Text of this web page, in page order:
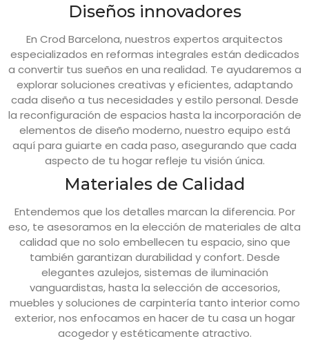
Diseños innovadores
En Crod Barcelona, nuestros expertos arquitectos
especializados en reformas integrales están dedicados
a convertir tus sueños en una realidad. Te ayudaremos a
explorar soluciones creativas y eficientes, adaptando
cada diseño a tus necesidades y estilo personal. Desde
la reconfiguración de espacios hasta la incorporación de
elementos de diseño moderno, nuestro equipo está
aquí para guiarte en cada paso, asegurando que cada
aspecto de tu hogar refleje tu visión única.
Materiales de Calidad
Entendemos que los detalles marcan la diferencia. Por
eso, te asesoramos en la elección de materiales de alta
calidad que no solo embellecen tu espacio, sino que
también garantizan durabilidad y confort. Desde
elegantes azulejos, sistemas de iluminación
vanguardistas, hasta la selección de accesorios,
muebles y soluciones de carpintería tanto interior como
exterior, nos enfocamos en hacer de tu casa un hogar
acogedor y estéticamente atractivo.